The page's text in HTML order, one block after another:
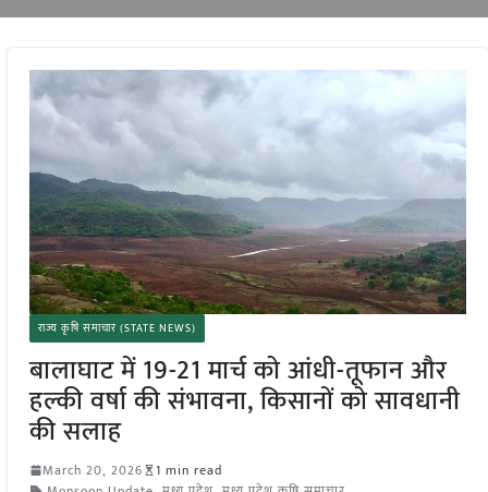
राज्य कृषि समाचार (STATE NEWS)
बालाघाट में 19-21 मार्च को आंधी-तूफान और
हल्की वर्षा की संभावना, किसानों को सावधानी
की सलाह
March 20, 2026
1 min read